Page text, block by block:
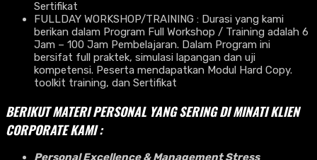
Sertifikat
FULLDAY WORKSHOP/TRAINING : Durasi yang kami
berikan dalam Program Full Workshop / Training adalah 6
Jam – 100 Jam Pembelajaran. Dalam Program ini
bersifat full praktek, simulasi lapangan dan uji
kompetensi. Peserta mendapatkan Modul Hard Copy.
toolkit training, dan Sertifikat
BERIKUT MATERI PERSONAL YANG SERING DI MINATI KLIEN
CORPORATE KAMI :